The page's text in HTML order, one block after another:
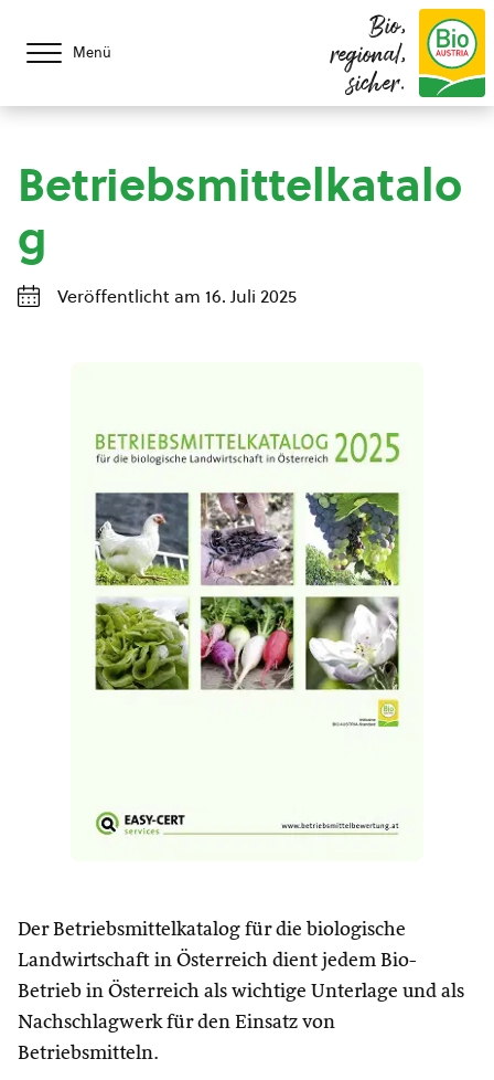
Menü
Bio,
regional,
sicher.
Betriebsmittelkatalo
g
Veröffentlicht am 16. Juli 2025
Der Betriebsmittelkatalog für die biologische
Landwirtschaft in Österreich dient jedem Bio-
Betrieb in Österreich als wichtige Unterlage und als
Nachschlagwerk für den Einsatz von
Betriebsmitteln.